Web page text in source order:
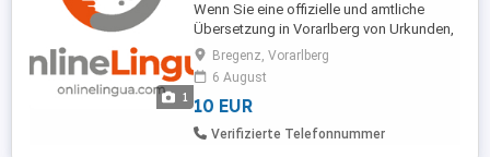
1
Wenn Sie eine offizielle und amtliche
Übersetzung in Vorarlberg von Urkunden,
Zeugnissen, Bestätigungen etc.
benötigen, wenden Sie sich an uns! - ALLE
SPRACHEN DER WELT - MIT
BEGLAUBIGUNG Als Übersetzungsbüro
bieten wir seit nahezu 15 Jahren
Bregenz, Vorarlberg
6 August
10 EUR
Verifizierte Telefonnummer